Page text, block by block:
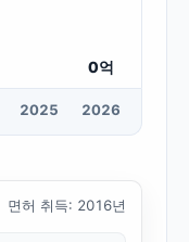
0억
2025 2026
면허 취득: 2016년